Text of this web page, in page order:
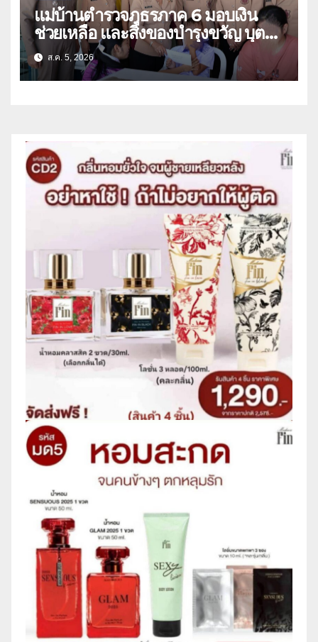
แม่บ้านตำรวจภูธรภาค 6 มอบเงิน
ช่วยเหลือ และสิ่งของบำรุงขวัญ บุตร-
ธิดา ข้าราชการตำรวจจังหวัด
อุทัยธานี
ส.ค. 5, 2026